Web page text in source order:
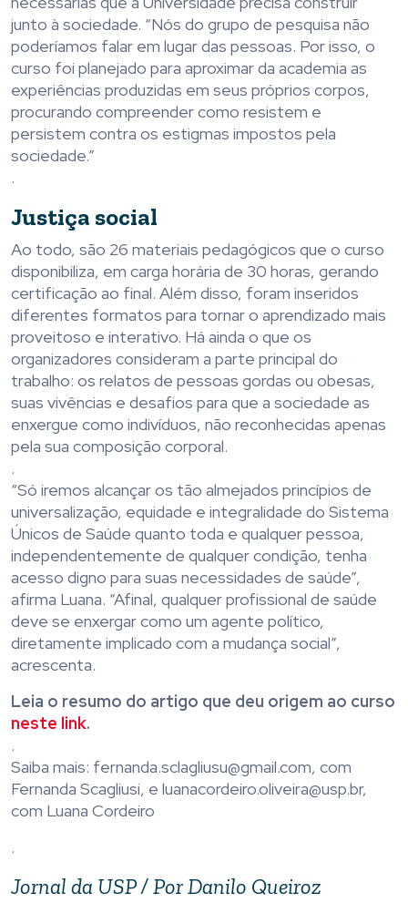
junto à sociedade. “Nós do grupo de pesquisa não
poderíamos falar em lugar das pessoas. Por isso, o
curso foi planejado para aproximar da academia as
experiências produzidas em seus próprios corpos,
procurando compreender como resistem e
persistem contra os estigmas impostos pela
sociedade.”
.
Justiça social
Ao todo, são 26 materiais pedagógicos que o curso
disponibiliza, em carga horária de 30 horas, gerando
certificação ao final. Além disso, foram inseridos
diferentes formatos para tornar o aprendizado mais
proveitoso e interativo. Há ainda o que os
organizadores consideram a parte principal do
trabalho: os relatos de pessoas gordas ou obesas,
suas vivências e desafios para que a sociedade as
enxergue como indivíduos, não reconhecidas apenas
pela sua composição corporal.
.
“Só iremos alcançar os tão almejados princípios de
universalização, equidade e integralidade do Sistema
Únicos de Saúde quanto toda e qualquer pessoa,
independentemente de qualquer condição, tenha
acesso digno para suas necessidades de saúde”,
afirma Luana. “Afinal, qualquer profissional de saúde
deve se enxergar como um agente político,
diretamente implicado com a mudança social”,
acrescenta.
Leia o resumo do artigo que deu origem ao curso
neste link.
.
Saiba mais: fernanda.sclagliusu@gmail.com, com
Fernanda Scagliusi, e luanacordeiro.oliveira@usp.br,
com Luana Cordeiro
.
Jornal da USP / Por Danilo Queiroz